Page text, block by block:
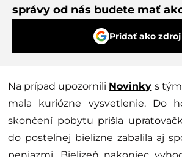
správy od nás budete mať
Pridať ako zdroj
Na prípad upozornili Novinky s
mala kuriózne vysvetlenie. Do
skončení pobytu prišla
do posteľnej bielizne zabalila aj